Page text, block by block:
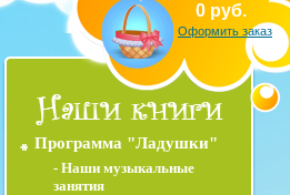
0 руб.
Оформить заказ
Программа "Ладушки"
- Наши музыкальные
занятия